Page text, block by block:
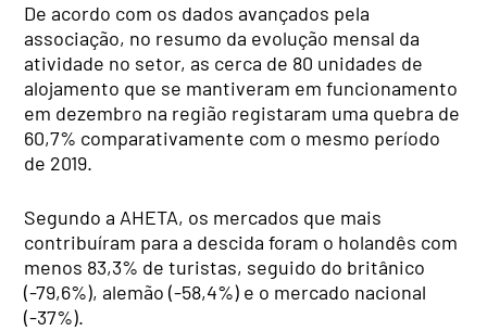
De acordo com os dados avançados pela
associação, no resumo da evolução mensal da
atividade no setor, as cerca de 80 unidades de
alojamento que se mantiveram em funcionamento
em dezembro na região registaram uma quebra de
60,7% comparativamente com o mesmo período
de 2019.
Segundo a AHETA, os mercados que mais
contribuíram para a descida foram o holandês com
menos 83,3% de turistas, seguido do britânico
(-79,6%), alemão (-58,4%) e o mercado nacional
(-37%).